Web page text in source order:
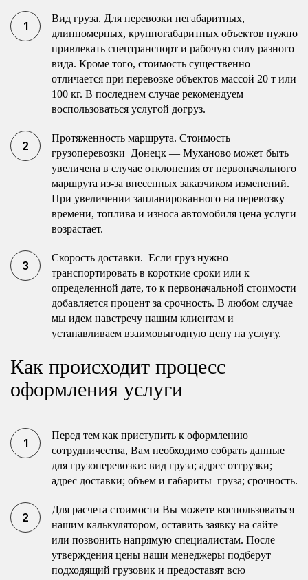
Вид груза. Для перевозки негабаритных,
длинномерных, крупногабаритных объектов нужно
привлекать спецтранспорт и рабочую силу разного
вида. Кроме того, стоимость существенно
отличается при перевозке объектов массой 20 т или
100 кг. В последнем случае рекомендуем
воспользоваться услугой догруз.
Протяженность маршрута. Стоимость
грузоперевозки Донецк — Муханово может быть
увеличена в случае отклонения от первоначального
маршрута из-за внесенных заказчиком изменений.
При увеличении запланированного на перевозку
времени, топлива и износа автомобиля цена услуги
возрастает.
Скорость доставки. Если груз нужно
транспортировать в короткие сроки или к
определенной дате, то к первоначальной стоимости
добавляется процент за срочность. В любом случае
мы идем навстречу нашим клиентам и
устанавливаем взаимовыгодную цену на услугу.
Как происходит процесс
оформления услуги
Перед тем как приступить к оформлению
сотрудничества, Вам необходимо собрать данные
для грузоперевозки: вид груза; адрес отгрузки;
адрес доставки; объем и габариты груза; срочность.
Для расчета стоимости Вы можете воспользоваться
нашим калькулятором, оставить заявку на сайте
или позвонить напрямую специалистам. После
утверждения цены наши менеджеры подберут
подходящий грузовик и предоставят всю